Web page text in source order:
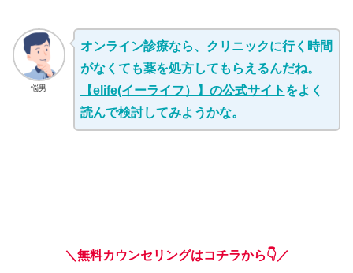
悩男
オンライン診療なら、クリニックに行く時間
がなくても薬を処方してもらえるんだね。
【elife(イーライフ）】の公式サイト をよく
読んで検討してみようかな。
＼無料カウンセリングはコチラから👇／